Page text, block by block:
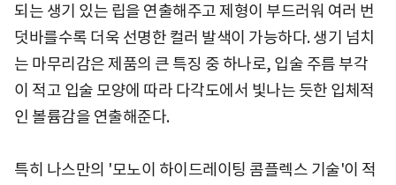
되는 생기 있는 립을 연출해주고 제형이 부드러워 여러 번
덧바를수록 더욱 선명한 컬러 발색이 가능하다. 생기 넘치
는 마무리감은 제품의 큰 특징 중 하나로, 입술 주름 부각
이 적고 입술 모양에 따라 다각도에서 빛나는 듯한 입체적
인 볼륨감을 연출해준다.
특히 나스만의 '모노이 하이드레이팅 콤플렉스 기술'이 적